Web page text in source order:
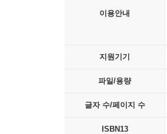
이용안내
지원기기
파일/용량
글자 수/페이지 수
ISBN13